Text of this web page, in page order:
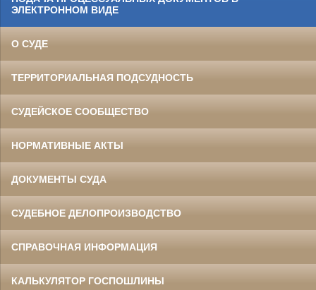
ЭЛЕКТРОННОМ ВИДЕ
О СУДЕ
ТЕРРИТОРИАЛЬНАЯ ПОДСУДНОСТЬ
СУДЕЙСКОЕ СООБЩЕСТВО
НОРМАТИВНЫЕ АКТЫ
ДОКУМЕНТЫ СУДА
СУДЕБНОЕ ДЕЛОПРОИЗВОДСТВО
СПРАВОЧНАЯ ИНФОРМАЦИЯ
КАЛЬКУЛЯТОР ГОСПОШЛИНЫ